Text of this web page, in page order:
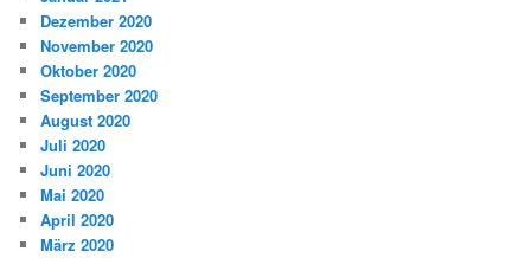
Dezember 2020
November 2020
Oktober 2020
September 2020
August 2020
Juli 2020
Juni 2020
Mai 2020
April 2020
März 2020